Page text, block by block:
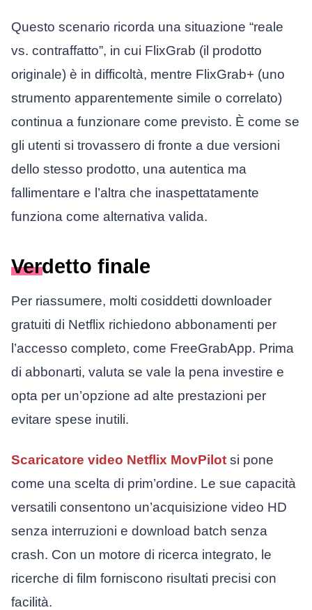
Questo scenario ricorda una situazione “reale
vs. contraffatto”, in cui FlixGrab (il prodotto
originale) è in difficoltà, mentre FlixGrab+ (uno
strumento apparentemente simile o correlato)
continua a funzionare come previsto. È come se
gli utenti si trovassero di fronte a due versioni
dello stesso prodotto, una autentica ma
fallimentare e l’altra che inaspettatamente
funziona come alternativa valida.
Verdetto finale
Per riassumere, molti cosiddetti downloader
gratuiti di Netflix richiedono abbonamenti per
l’accesso completo, come FreeGrabApp. Prima
di abbonarti, valuta se vale la pena investire e
opta per un’opzione ad alte prestazioni per
evitare spese inutili.
Scaricatore video Netflix MovPilotsi pone
come una scelta di prim’ordine. Le sue capacità
versatili consentono un’acquisizione video HD
senza interruzioni e download batch senza
crash. Con un motore di ricerca integrato, le
ricerche di film forniscono risultati precisi con
facilità.